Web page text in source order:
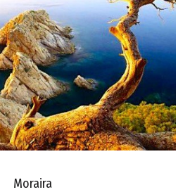
Moraira